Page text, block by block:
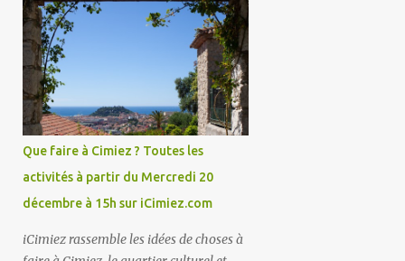
iCimiez !
Que faire à Cimiez ? Toutes les
activités à partir du Mercredi 20
décembre à 15h sur iCimiez.com
iCimiez rassemble les idées de choses à